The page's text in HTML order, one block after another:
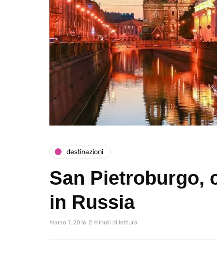
destinazioni
San Pietroburgo,
in Russia
Marzo 7, 2016 2 minuti di lettura